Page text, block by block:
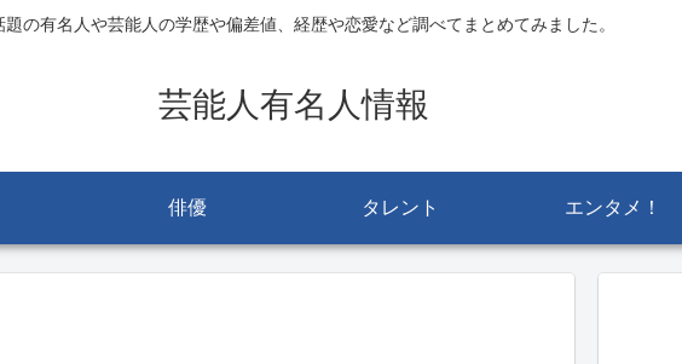
題の有名人や芸能人の学歴や偏差値、経歴や恋愛など調べてまとめてみました。
芸能人有名人情報
俳優 タレント エンタメ！